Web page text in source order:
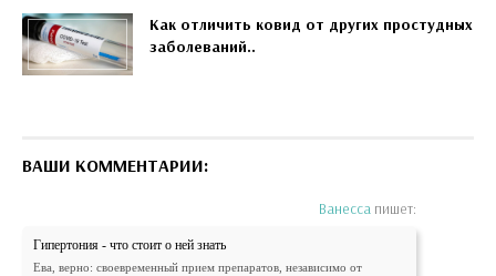
Как отличить ковид от других простудных
заболеваний..
ВАШИ КОММЕНТАРИИ:
Ванесса пишет:
Гипертония - что стоит о ней знать
Ева, верно: своевременный прием препаратов, независимо от